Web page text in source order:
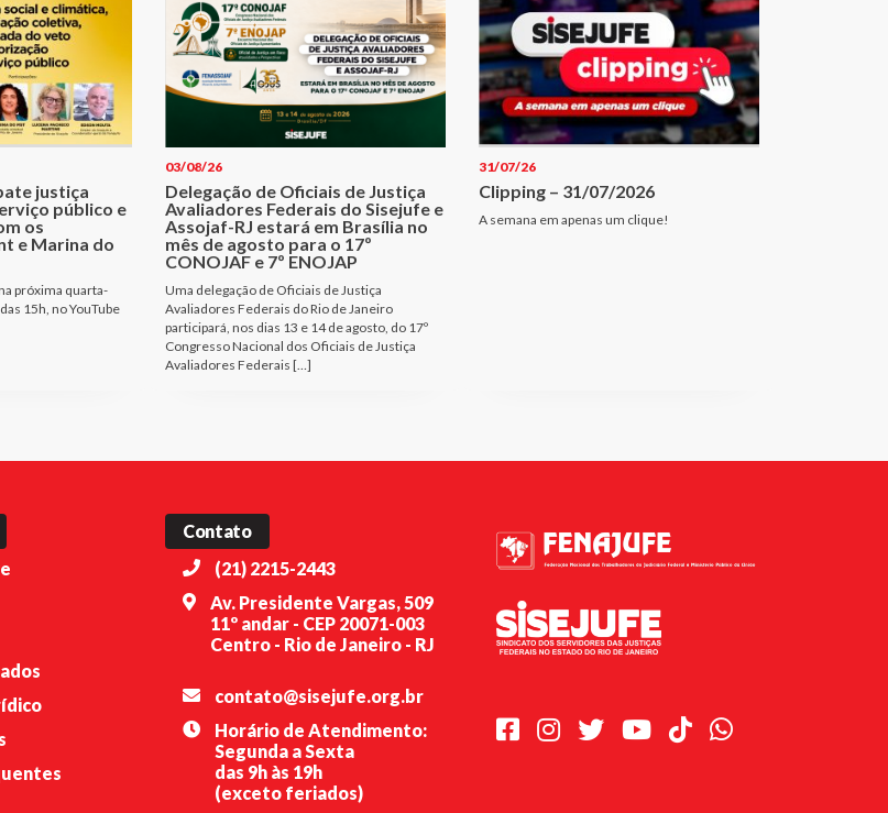
justiça
público e
os
e Marina do
próxima quarta-
15h, no YouTube
03/08/26
Delegação de Oficiais de Justiça
Avaliadores Federais do Sisejufe e
Assojaf-RJ estará em Brasília no
mês de agosto para o 17º
CONOJAF e 7º ENOJAP
Uma delegação de Oficiais de Justiça
Avaliadores Federais do Rio de Janeiro
participará, nos dias 13 e 14 de agosto, do 17º
Congresso Nacional dos Oficiais de Justiça
Avaliadores Federais […]
31/07/26
Clipping – 31/07/2026
A semana em apenas um clique!
Contato
(21) 2215-2443
Av. Presidente Vargas, 509
11º andar - CEP 20071-003
Centro - Rio de Janeiro - RJ
contato@sisejufe.org.br
Horário de Atendimento:
Segunda a Sexta
das 9h às 19h
(exceto feriados)
FacebookInstagram
TwitterYoutubeTikTokWhatsapp